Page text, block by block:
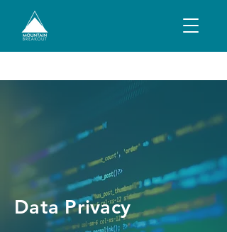
Data Privacy